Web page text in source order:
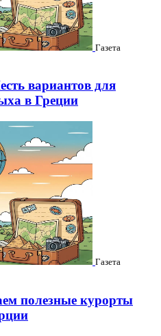
Газета
вариантов для
в Греции
Газета
полезные курорты